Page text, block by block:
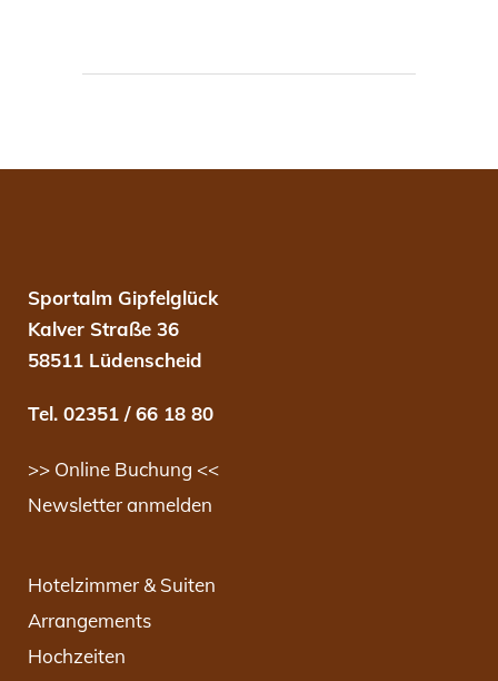
Sportalm Gipfelglück
Kalver Straße 36
58511 Lüdenscheid
Tel. 02351 / 66 18 80
>> Online Buchung <<
Newsletter anmelden
Hotelzimmer & Suiten
Arrangements
Hochzeiten